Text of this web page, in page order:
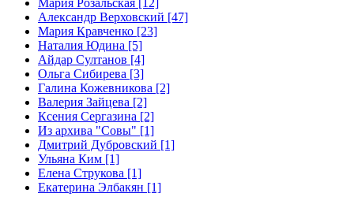
Мария Розальская [12]
Александр Верховский [47]
Мария Кравченко [23]
Наталия Юдина [5]
Айдар Султанов [4]
Ольга Сибирева [3]
Галина Кожевникова [2]
Валерия Зайцева [2]
Ксения Сергазина [2]
Из архива "Совы" [1]
Дмитрий Дубровский [1]
Ульяна Ким [1]
Елена Струкова [1]
Екатерина Элбакян [1]